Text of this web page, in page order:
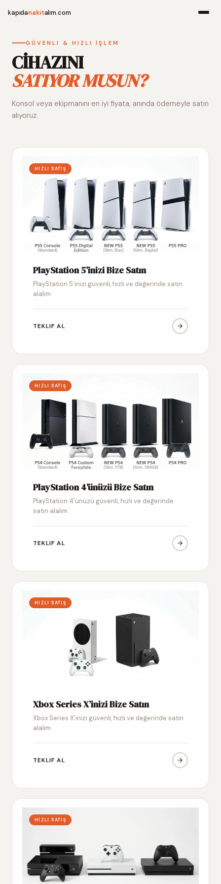
kapıdanakitalım.com
Alım
GÜVENLI & HIZLI İŞLEM
CİHAZINI
SATIYOR MUSUN?
Konsol veya ekipmanını en iyi fiyata, anında ödemeyle satın
alıyoruz.
HIZLI SATIŞ
PlayStation 5’inizi Bize Satın
PlayStation 5’inizi güvenli, hızlı ve değerinde satın
alalım
TEKLIF AL
HIZLI SATIŞ
PlayStation 4’ünüzü Bize Satın
PlayStation 4’ünüzü güvenli, hızlı ve değerinde
satın alalım
TEKLIF AL
HIZLI SATIŞ
Xbox Series X’inizi Bize Satın
Xbox Series X’inizi güvenli, hızlı ve değerinde satın
alalım
TEKLIF AL
HIZLI SATIŞ